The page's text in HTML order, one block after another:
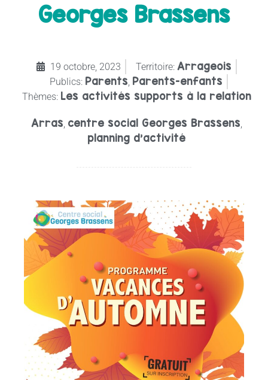
Georges Brassens
19 octobre, 2023 Territoire: Arrageois
Publics: Parents Parents-enfants
Thèmes: Les activités supports à la relation
Arras centre social Georges Brassens
planning d'activité